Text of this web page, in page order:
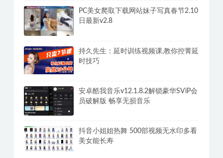
PC美女爬取下载网站妹子写真春节2.10
日最新v2.8
持久先生：延时训练视频课,教你控菁延
时技巧
安卓酷我音乐v12.1.8.2解锁豪华SViP会
员破解版 畅享无损音乐
抖音小姐姐热舞 500部视频无水印多看
美女能长寿